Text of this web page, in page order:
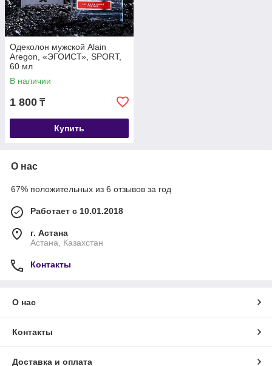
Одеколон мужской Alain
Aregon, «ЭГОИСТ», SPORT,
60 мл
В наличии
1 800 ₸
Купить
О нас
67% положительных из 6 отзывов за год
Работает с 10.01.2018
г. Астана
Астана, Казахстан
Контакты
О нас
Контакты
Доставка и оплата